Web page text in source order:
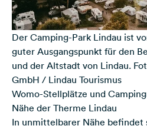
Der Camping-Park Lindau ist
guter Ausgangspunkt für den
und der Altstadt von Lindau.
GmbH / Lindau Tourismus
Womo-Stellplätze und
Nähe der Therme Lindau
In unmittelbarer Nähe befindet